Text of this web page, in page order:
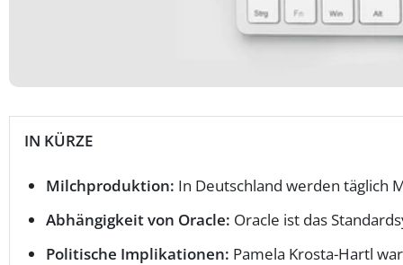
IN KÜRZE
Milchproduktion: In Deutschland werden täglich
Abhängigkeit von Oracle: Oracle ist das
Politische Implikationen: Pamela Krosta-Hartl